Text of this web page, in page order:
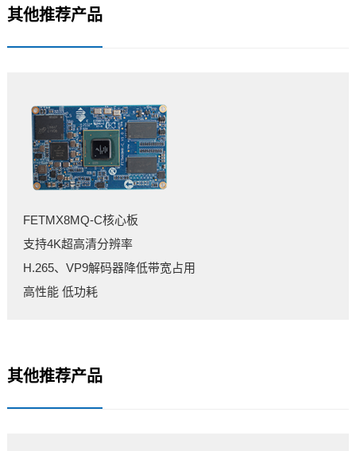
其他推荐产品
FETMX8MQ-C核心板
支持4K超高清分辨率
H.265、VP9解码器降低带宽占用
高性能 低功耗
其他推荐产品